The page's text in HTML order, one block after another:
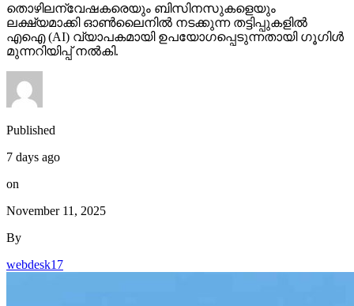
തൊഴിലന്വേഷകരെയും ബിസിനസുകളെയും
ലക്ഷ്യമാക്കി ഓണ്‍ലൈനില്‍ നടക്കുന്ന തട്ടിപ്പുകളില്‍
എഐ (AI) വ്യാപകമായി ഉപയോഗപ്പെടുന്നതായി ഗൂഗിള്‍
മുന്നറിയിപ്പ് നല്‍കി.
Published
7 days ago
on
November 11, 2025
By
webdesk17